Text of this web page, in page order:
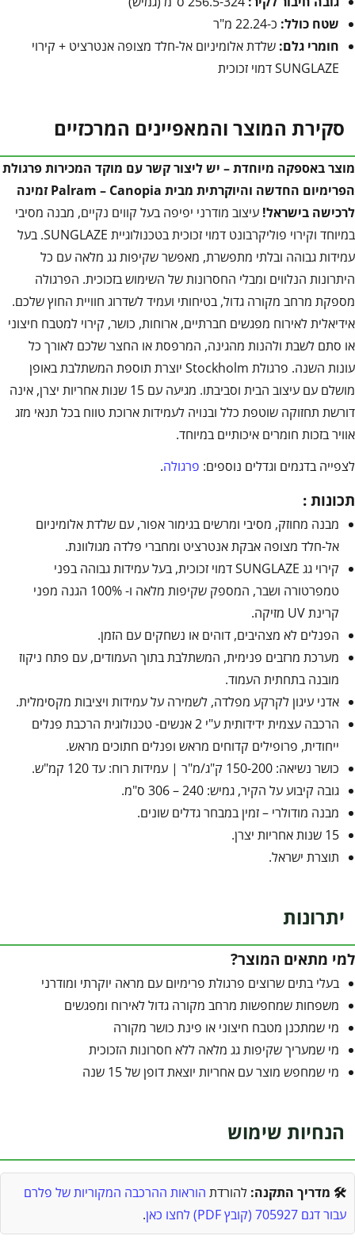
שטח כולל: כ-22.24 מ"ר
חומרי גלם: שלדת אלומיניום אל-חלד מצופה אנטרציט + קירוי
SUNGLAZE דמוי זכוכית
סקירת המוצר והמאפיינים המרכזיים
מוצר באספקה מיוחדת – יש ליצור קשר עם מוקד המכירותפרגולת
הפרימיום החדשה והיוקרתית מבית Palram – Canopia זמינה
לרכישה בישראל! עיצוב מודרני יפיפה בעל קווים נקיים, מבנה מסיבי
במיוחד וקירוי פוליקרבונט דמוי זכוכית בטכנולוגיית SUNGLAZE. בעל
עמידות גבוהה ובלתי מתפשרת, מאפשר שקיפות גג מלאה עם כל
היתרונות הנלווים ומבלי החסרונות של השימוש בזכוכית. הפרגולה
מספקת מרחב מקורה גדול, בטיחותי ועמיד לשדרוג חוויית החוץ שלכם.
אידיאלית לאירוח מפגשים חברתיים, ארוחות, כושר, קירוי למטבח חיצוני
או סתם לשבת ולהנות מהגינה, המרפסת או החצר שלכם לאורך כל
עונות השנה. פרגולת Stockholm יוצרת תוספת המשתלבת באופן
מושלם עם עיצוב הבית וסביבתו. מגיעה עם 15 שנות אחריות יצרן, אינה
דורשת תחזוקה שוטפת כלל ובנויה לעמידות ארוכת טווח בכל תנאי מזג
אוויר בזכות חומרים איכותיים במיוחד.
לצפייה בדגמים וגדלים נוספים: פרגולה.
תכונות :
מבנה מחוזק, מסיבי ומרשים בגימור אפור, עם שלדת אלומיניום
אל-חלד מצופה אבקת אנטרציט ומחברי פלדה מגולוונת.
קירוי גג SUNGLAZE דמוי זכוכית, בעל עמידות גבוהה בפני
טמפרטורה ושבר, המספק שקיפות מלאה ו- 100% הגנה מפני
קרינת UV מזיקה.
הפנלים לא מצהיבים, דוהים או נשחקים עם הזמן.
מערכת מרזבים פנימית, המשתלבת בתוך העמודים, עם פתח ניקוז
מובנה בתחתית העמוד.
אדני עיגון לקרקע מפלדה, לשמירה על עמידות ויציבות מקסימלית.
הרכבה עצמית ידידותית ע"י 2 אנשים- טכנולוגית הרכבת פנלים
ייחודית, פרופילים קדוחים מראש ופנלים חתוכים מראש.
כושר נשיאה: 150-200 ק"ג/מ"ר | עמידות רוח: עד 120 קמ"ש.
גובה קיבוע על הקיר, גמיש: 240 – 306 ס"מ.
מבנה מודולרי – זמין במבחר גדלים שונים.
15 שנות אחריות יצרן.
תוצרת ישראל.
יתרונות
למי מתאים המוצר?
בעלי בתים שרוצים פרגולת פרימיום עם מראה יוקרתי ומודרני
משפחות שמחפשות מרחב מקורה גדול לאירוח ומפגשים
מי שמתכנן מטבח חיצוני או פינת כושר מקורה
מי שמעריך שקיפות גג מלאה ללא חסרונות הזכוכית
מי שמחפש מוצר עם אחריות יוצאת דופן של 15 שנה
הנחיות שימוש
🛠️ מדריך התקנה: להורדת הוראות ההרכבה המקוריות של פלרם
עבור דגם 705927 (קובץ PDF) לחצו כאן
.